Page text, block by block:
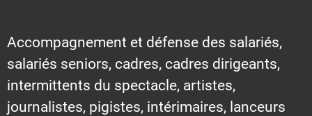
Accompagnement et défense des salariés,
salariés seniors, cadres, cadres dirigeants,
intermittents du spectacle, artistes,
journalistes, pigistes, intérimaires, lanceurs